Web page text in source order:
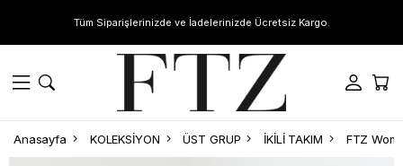
Tüm Siparişlerinizde ve İadelerinizde Ücretsiz Kargo.
Anasayfa KOLEKSİYON ÜST GRUP İKİLİ TAKIM FTZ